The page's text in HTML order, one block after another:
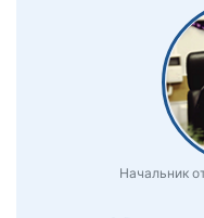
Начальник